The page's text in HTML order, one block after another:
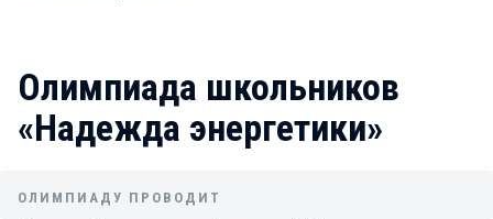
Олимпиада школьников
«Надежда энергетики»
ОЛИМПИАДУ ПРОВОДИТ